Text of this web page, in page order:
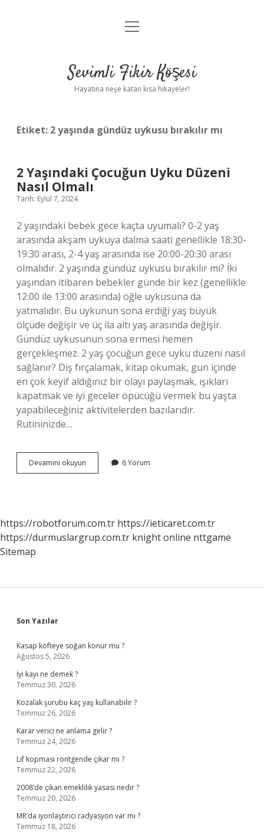
Anasayfa
Yasal Uyarı
menüyü
Sevimli Fikir Köşesi
Hayatına neşe katan kısa hikayeler!
Etiket: 2 yaşında gündüz uykusu bırakılır mı
2 Yaşındaki Çocuğun Uyku Düzeni
Nasıl Olmalı
Tarih: Eylül 7, 2024
2 yaşındaki bebek gece kaçta uyumalı? 0-2 yaş
arasında akşam uykuya dalma saati genellikle 18:30-
19:30 arası, 2-4 yaş arasında ise 20:00-20:30 arası
olmalıdır. 2 yaşında gündüz uykusu bırakılır mı? İki
yaşından itibaren bebekler günde bir kez (genellikle
12:00 ile 13:00 arasında) öğle uykusuna da
yatmalıdır. Bu uykunun sona erdiği yaş büyük
ölçüde değişir ve üç ila altı yaş arasında değişir.
Gündüz uykusunun sona ermesi hemen
gerçekleşmez. 2 yaş çocuğun gece uyku düzeni nasıl
sağlanır? Diş fırçalamak, kitap okumak, gün içinde
en çok keyif aldığınız bir olayı paylaşmak, ışıkları
kapatmak ve iyi geceler öpücüğü vermek bu yaşta
yapabileceğiniz aktivitelerden bazılarıdır.
Rutininizde…
Devamını okuyun
Yaşındaki
Olmalı
6 Yorum
https://robotforum.com.tr https://ieticaret.com.tr
https://durmuslargrup.com.tr knight online nttgame
Sitemap
Sidebar
Son Yazılar
Kasap köfteye soğan konur mu ?
Ağustos 5, 2026
İyi kayı ne demek ?
Temmuz 30, 2026
Kozalak şurubu kaç yaş kullanabilir ?
Temmuz 26, 2026
Karar verici ne anlama gelir ?
Temmuz 24, 2026
Lif kopması röntgende çıkar mı ?
Temmuz 22, 2026
2008’de çıkan emeklilik yasası nedir ?
Temmuz 20, 2026
MR’da iyonlaştırıcı radyasyon var mı ?
Temmuz 18, 2026